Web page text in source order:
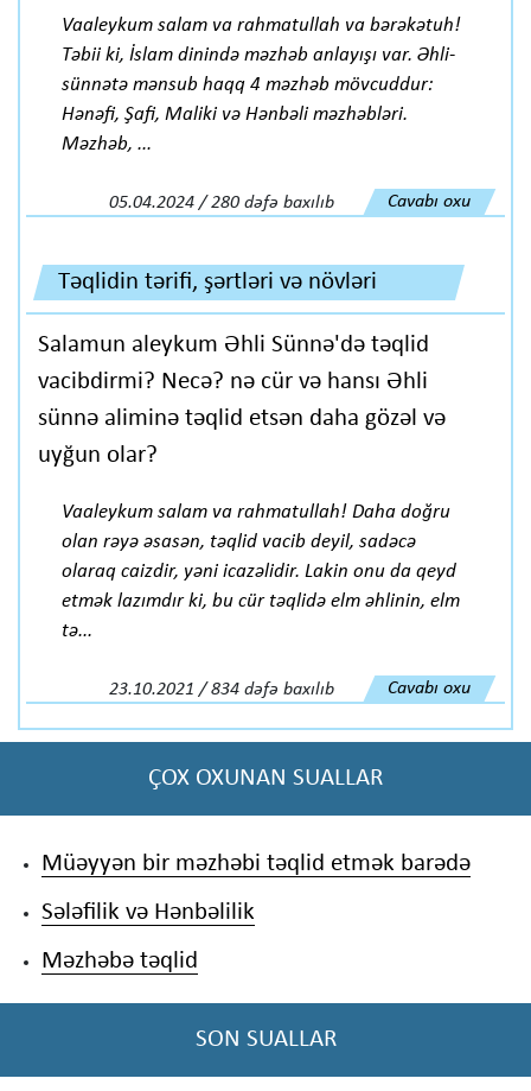
Vaaleykum salam va rahmatullah va bərəkətuh!
Təbii ki, İslam dinində məzhəb anlayışı var. Əhli-
sünnətə mənsub haqq 4 məzhəb mövcuddur:
Hənəfi, Şafi, Maliki və Hənbəli məzhəbləri.
Məzhəb, ...
05.04.2024 / 280 dəfə baxılıb Cavabı oxu
Təqlidin tərifi, şərtləri və növləri
Salamun aleykum Əhli Sünnə'də təqlid
vacibdirmi? Necə? nə cür və hansı Əhli
sünnə aliminə təqlid etsən daha gözəl və
uyğun olar?
Vaaleykum salam va rahmatullah! Daha doğru
olan rəyə əsasən, təqlid vacib deyil, sadəcə
olaraq caizdir, yəni icazəlidir. Lakin onu da qeyd
etmək lazımdır ki, bu cür təqlidə elm əhlinin, elm
tə...
23.10.2021 / 834 dəfə baxılıb Cavabı oxu
ÇOX OXUNAN SUALLAR
Müəyyən bir məzhəbi təqlid etmək barədə
Sələfilik və Hənbəlilik
Məzhəbə təqlid
SON SUALLAR